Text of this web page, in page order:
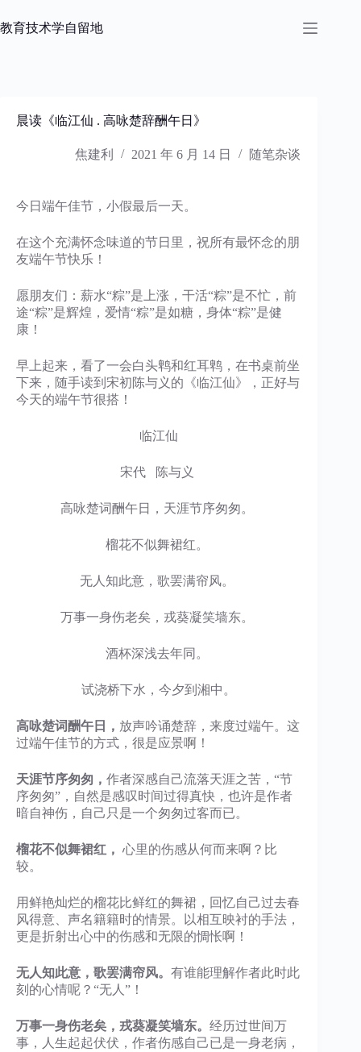
过
教育技术学自留地
晨读《临江仙 . 高咏楚辞酬午日》
焦建利 2021 年 6 月 14 日 随笔杂谈
今日端午佳节，小假最后一天。
在这个充满怀念味道的节日里，祝所有最怀念的朋
友端午节快乐！
愿朋友们：薪水“粽”是上涨，干活“粽”是不忙，前
途“粽”是辉煌，爱情“粽”是如糖，身体“粽”是健
康！
早上起来，看了一会白头鹎和红耳鹎，在书桌前坐
下来，随手读到宋初陈与义的《临江仙》，正好与
今天的端午节很搭！
临江仙
宋代 陈与义
高咏楚词酬午日，天涯节序匆匆。
榴花不似舞裙红。
无人知此意，歌罢满帘风。
万事一身伤老矣，戎葵凝笑墙东。
酒杯深浅去年同。
试浇桥下水，今夕到湘中。
高咏楚词酬午日， 放声吟诵楚辞，来度过端午。这
过端午佳节的方式，很是应景啊！
天涯节序匆匆， 作者深感自己流落天涯之苦，“节
序匆匆”，自然是感叹时间过得真快，也许是作者
暗自神伤，自己只是一个匆匆过客而已。
榴花不似舞裙红， 心里的伤感从何而来啊？比
较。
用鲜艳灿烂的榴花比鲜红的舞裙，回忆自己过去春
风得意、声名籍籍时的情景。以相互映衬的手法，
更是折射出心中的伤感和无限的惆怅啊！
无人知此意，歌罢满帘风。 有谁能理解作者此时此
刻的心情呢？“无人”！
万事一身伤老矣，戎葵凝笑墙东。 经历过世间万
事，人生起起伏伏，作者伤感自己已是一身老病，